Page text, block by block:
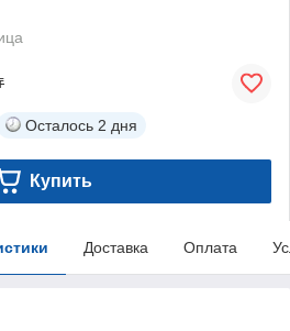
Осталось 2 дня
Купить
Доставка Оплата